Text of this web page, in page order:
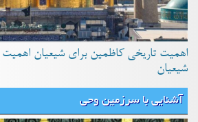
اهمیت تاریخی کاظمین برای شیعیان
شیعیان
آشنایی با سرزمین وحی